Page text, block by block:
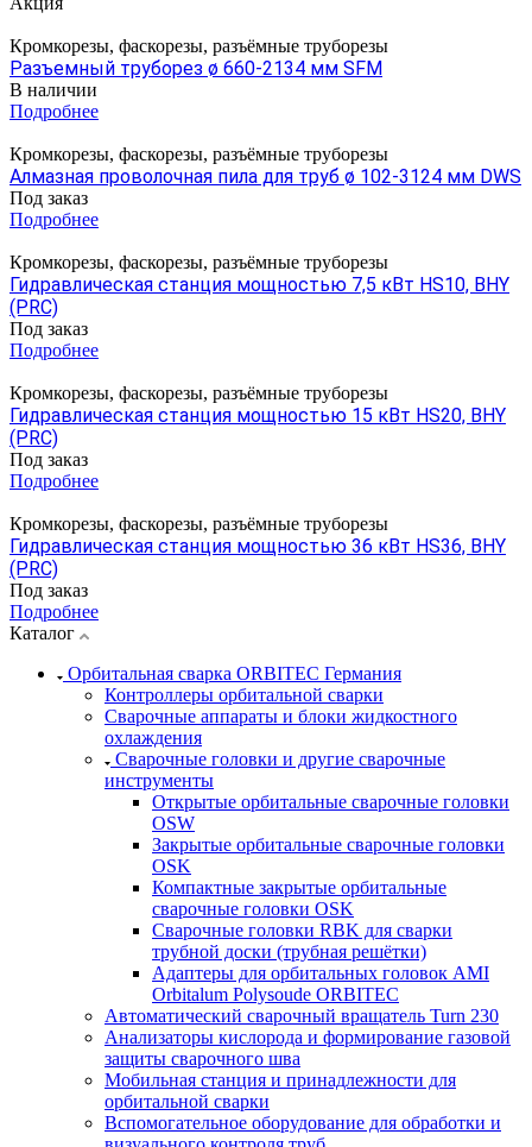
Кромкорезы, фаскорезы, разъёмные труборезы
Разъемный труборез ø 660-2134 мм SFM
В наличии
Подробнее
Кромкорезы, фаскорезы, разъёмные труборезы
Алмазная проволочная пила для труб ø 102-3124 мм DWS
Под заказ
Подробнее
Кромкорезы, фаскорезы, разъёмные труборезы
Гидравлическая станция мощностью 7,5 кВт HS10, BHY
(PRC)
Под заказ
Подробнее
Кромкорезы, фаскорезы, разъёмные труборезы
Гидравлическая станция мощностью 15 кВт HS20, BHY
(PRC)
Под заказ
Подробнее
Кромкорезы, фаскорезы, разъёмные труборезы
Гидравлическая станция мощностью 36 кВт HS36, BHY
(PRC)
Под заказ
Подробнее
Каталог
Орбитальная сварка ORBITEC Германия
Контроллеры орбитальной сварки
Сварочные аппараты и блоки жидкостного
охлаждения
Сварочные головки и другие сварочные
инструменты
Открытые орбитальные сварочные головки
OSW
Закрытые орбитальные сварочные головки
OSK
Компактные закрытые орбитальные
сварочные головки OSK
Сварочные головки RBK для сварки
трубной доски (трубная решётки)
Адаптеры для орбитальных головок AMI
Orbitalum Polysoude ORBITEC
Автоматический сварочный вращатель Turn 230
Анализаторы кислорода и формирование газовой
защиты сварочного шва
Мобильная станция и принадлежности для
орбитальной сварки
Вспомогательное оборудование для обработки и